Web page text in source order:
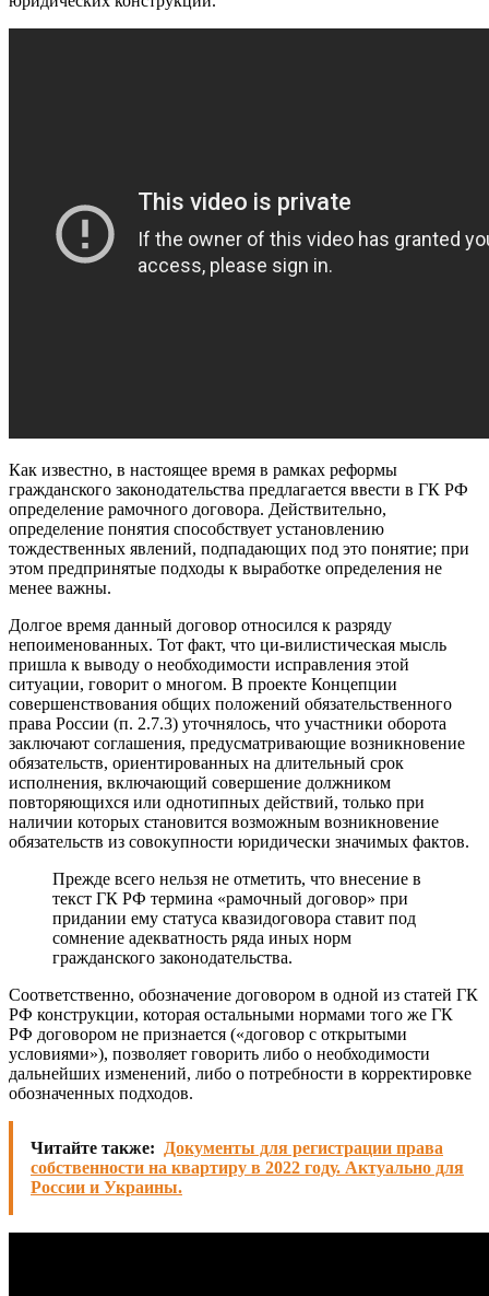
Как известно, в настоящее время в рамках реформы
гражданского законодательства предлагается ввести в ГК РФ
определение рамочного договора. Действительно,
определение понятия способствует установлению
тождественных явлений, подпадающих под это понятие; при
этом предпринятые подходы к выработке определения не
менее важны.
Долгое время данный договор относился к разряду
непоименованных. Тот факт, что ци-вилистическая мысль
пришла к выводу о необходимости исправления этой
ситуации, говорит о многом. В проекте Концепции
совершенствования общих положений обязательственного
права России (п. 2.7.3) уточнялось, что участники оборота
заключают соглашения, предусматривающие возникновение
обязательств, ориентированных на длительный срок
исполнения, включающий совершение должником
повторяющихся или однотипных действий, только при
наличии которых становится возможным возникновение
обязательств из совокупности юридически значимых фактов.
Прежде всего нельзя не отметить, что внесение в
текст ГК РФ термина «рамочный договор» при
придании ему статуса квазидоговора ставит под
сомнение адекватность ряда иных норм
гражданского законодательства.
Соответственно, обозначение договором в одной из статей ГК
РФ конструкции, которая остальными нормами того же ГК
РФ договором не признается («договор с открытыми
условиями»), позволяет говорить либо о необходимости
дальнейших изменений, либо о потребности в корректировке
обозначенных подходов.
Читайте также:
Документы для регистрации права
собственности на квартиру в 2022 году. Актуально для
России и Украины.